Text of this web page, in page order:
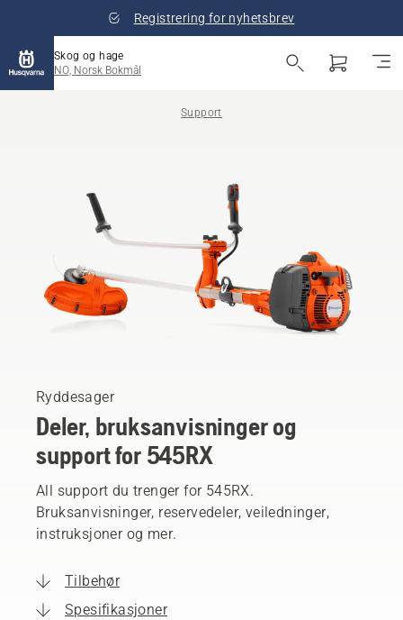
Registrering for nyhetsbrev
Skog og hage
NO, Norsk Bokmål
Support
Ryddesager
Deler, bruksanvisninger og
support for 545RX
All support du trenger for 545RX.
Bruksanvisninger, reservedeler, veiledninger,
instruksjoner og mer.
Tilbehør
Spesifikasjoner